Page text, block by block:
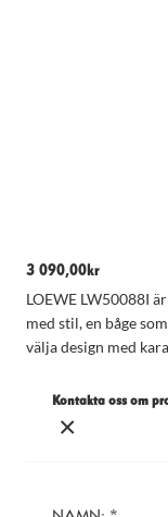
3 090,00 kr
LOEWE LW50088I
med stil, en båge
välja design med
Kontakta oss om
×